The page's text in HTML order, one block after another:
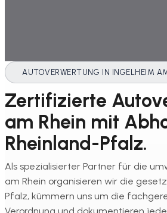
AUTOVERWERTUNG IN INGELHEIM
Zertifizierte
am Rhein mit
Rheinland-Pfalz.
Als spezialisierter Partner für die
am Rhein organisieren wir die
Pfalz, kümmern uns um die